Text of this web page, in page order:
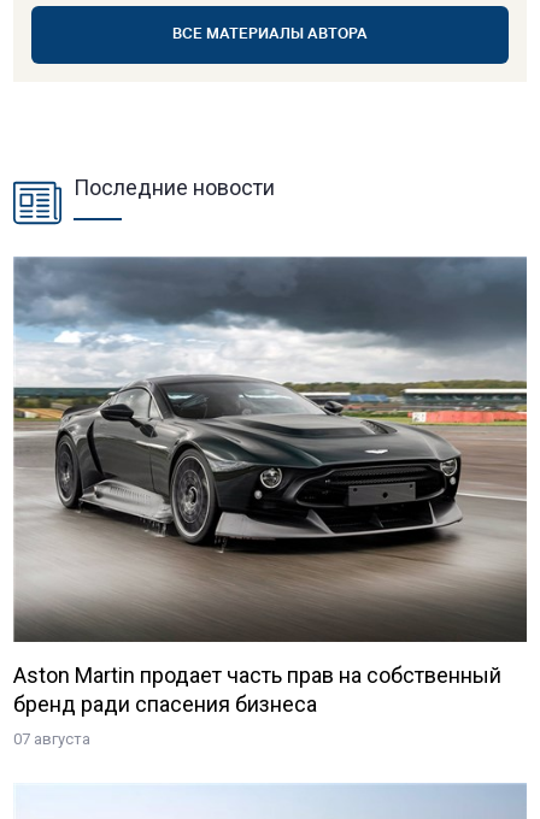
ВСЕ МАТЕРИАЛЫ АВТОРА
Последние новости
Aston Martin продает часть прав на собственный
бренд ради спасения бизнеса
07 августа